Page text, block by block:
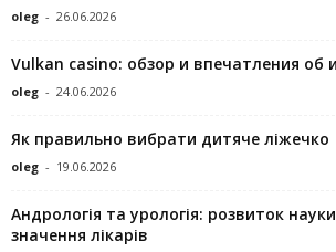
oleg - 26.06.2026
Vulkan casino: обзор и впечатления об
oleg - 24.06.2026
Як правильно вибрати дитяче ліжечко
oleg - 19.06.2026
Андрологія та урологія: розвиток
значення лікарів